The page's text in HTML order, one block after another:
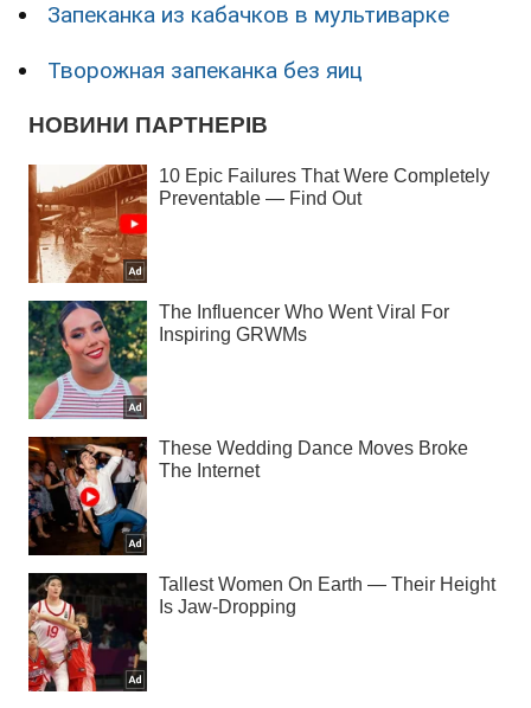
Запеканка из кабачков в мультиварке
Творожная запеканка без яиц